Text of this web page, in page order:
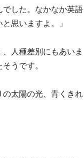
でした。なかなか英語
思いますよ。」
人種差別にもあいま
うです。
の太陽の光、青くきれ